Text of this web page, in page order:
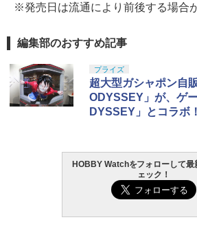
※発売日は流通により前後する場合
編集部のおすすめ記事
プライズ
超大型ガシャポン自
ODYSSEY」が、ゲ
DYSSEY」とコラボ
HOBBY Watchをフォローして最
ェック！